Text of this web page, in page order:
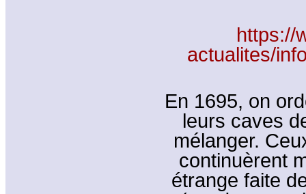
https://
actualites/
En 1695, on
leurs caves
mélanger.
continuèrent
étrange faite